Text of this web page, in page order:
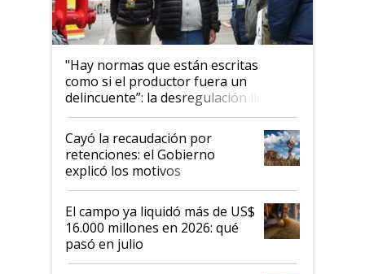
"Hay normas que están escritas
como si el productor fuera un
delincuente”: la desregulación llegó
al Congreso Aapresid y hasta se
habló del financiamiento al IPCVA
Cayó la recaudación por
retenciones: el Gobierno
explicó los motivos
El campo ya liquidó más de US$
16.000 millones en 2026: qué
pasó en julio